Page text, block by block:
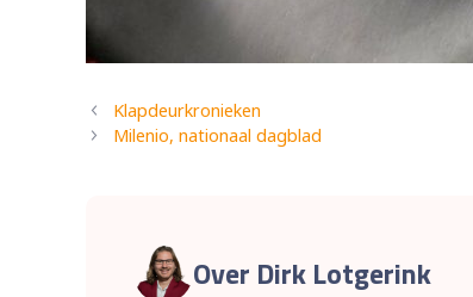
Klapdeurkronieken
Milenio, nationaal dagblad
Over Dirk Lotgerink